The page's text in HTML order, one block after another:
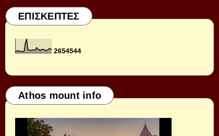
ΕΠΙΣΚΕΠΤΕΣ
2654544
Athos mount info